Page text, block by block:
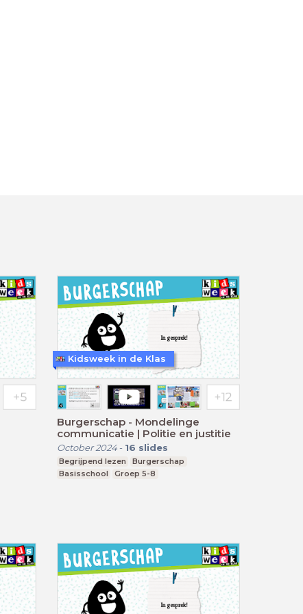
Burgerschap - Mondelinge
communicatie | Politie en justitie
October 2024- 16 slides
Begrijpend lezen
Burgerschap
Basisschool
Groep 5-8
Kidsweek in de Klas